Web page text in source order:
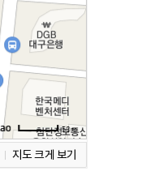
지도 크게 보기